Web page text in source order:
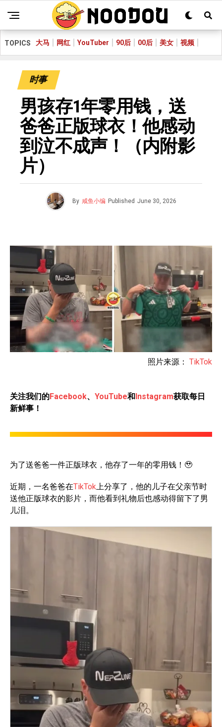
TOPICS 大马 网红 YouTuber 90后 00后 美女 视频
时事
男孩存1年零用钱，送
爸爸正版球衣！他感动
到泣不成声！（内附影
片）
By 咸鱼小编 Published June 30, 2026
照片来源： TikTok
关注我们的Facebook、 YouTube和Instagram获取每日
新鲜事！
为了送爸爸一件正版球衣，他存了一年的零用钱！🥹
近期，一名爸爸在TikTok 上分享了，他的儿子在父亲节时
送他正版球衣的影片，而他看到礼物后也感动得留下了男
儿泪。